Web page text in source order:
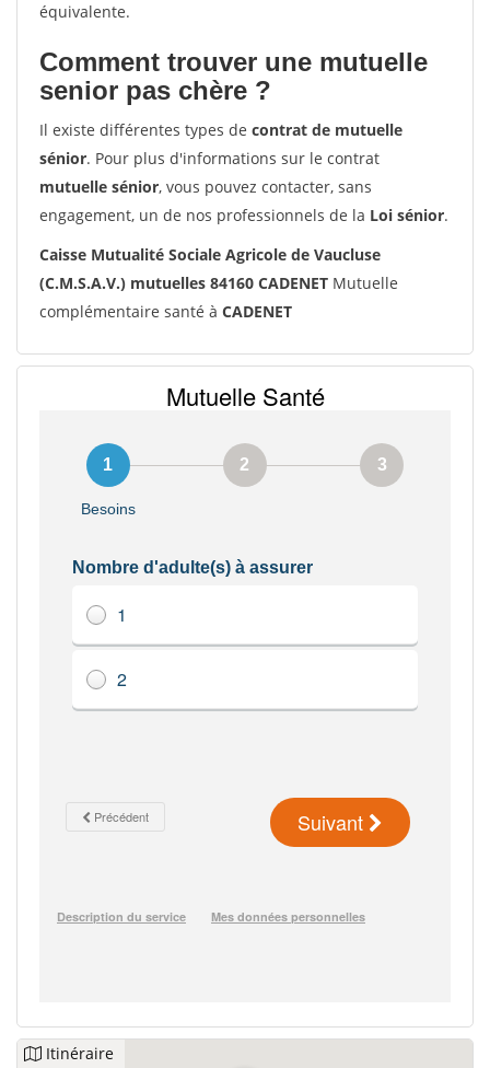
équivalente.
Comment trouver une mutuelle
senior pas chère ?
Il existe différentes types de contrat de mutuelle
sénior. Pour plus d'informations sur le contrat
mutuelle sénior, vous pouvez contacter, sans
engagement, un de nos professionnels de la Loi sénior.
Caisse Mutualité Sociale Agricole de Vaucluse
(C.M.S.A.V.) mutuelles 84160 CADENET Mutuelle
complémentaire santé à CADENET
Itinéraire